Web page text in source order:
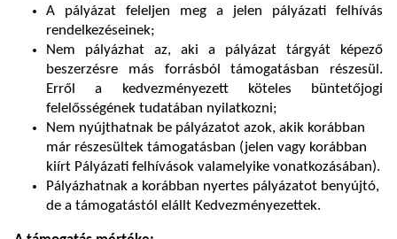
A pályázat feleljen meg a jelen pályázati felhívás
rendelkezéseinek;
Nem pályázhat az, aki a pályázat tárgyát képező
beszerzésre más forrásból támogatásban részesül.
Erről a kedvezményezett köteles büntetőjogi
felelősségének tudatában nyilatkozni;
Nem nyújthatnak be pályázatot azok, akik korábban
már részesültek támogatásban (jelen vagy korábban
kiírt Pályázati felhívások valamelyike vonatkozásában).
Pályázhatnak a korábban nyertes pályázatot benyújtó,
de a támogatástól elállt Kedvezményezettek.